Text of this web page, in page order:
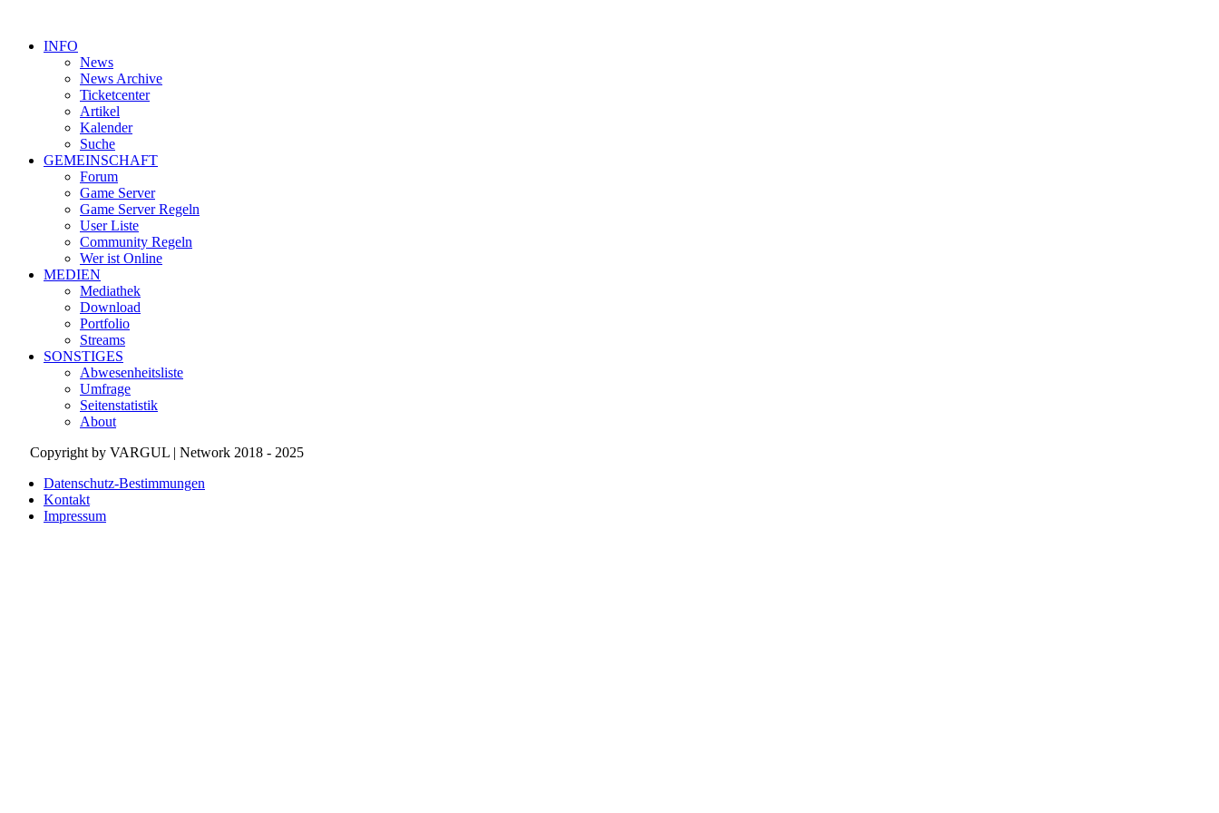
INFO
News
News Archive
Ticketcenter
Artikel
Kalender
Suche
GEMEINSCHAFT
Forum
Game Server
Game Server Regeln
User Liste
Community Regeln
Wer ist Online
MEDIEN
Mediathek
Download
Portfolio
Streams
SONSTIGES
Abwesenheitsliste
Umfrage
Seitenstatistik
About
Copyright by VARGUL | Network 2018 - 2025
Datenschutz-Bestimmungen
Kontakt
Impressum